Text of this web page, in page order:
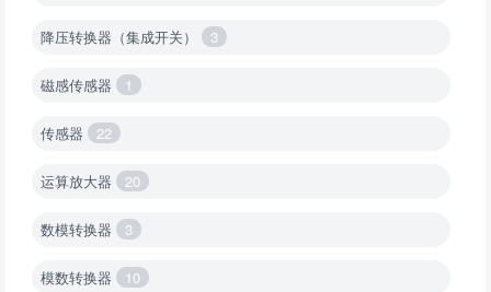
降压转换器（集成开关） 3
磁感传感器 1
传感器 22
运算放大器 20
数模转换器 3
模数转换器 10